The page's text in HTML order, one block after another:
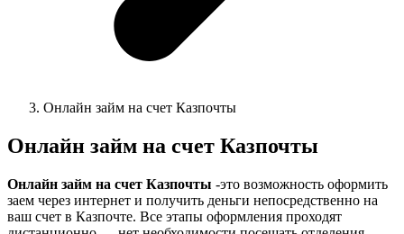
Онлайн займ на счет Казпочты
Онлайн займ на счет Казпочты
Онлайн займ на счет Казпочты -это возможность оформить
заем через интернет и получить деньги непосредственно на
ваш счет в Казпочте. Все этапы оформления проходят